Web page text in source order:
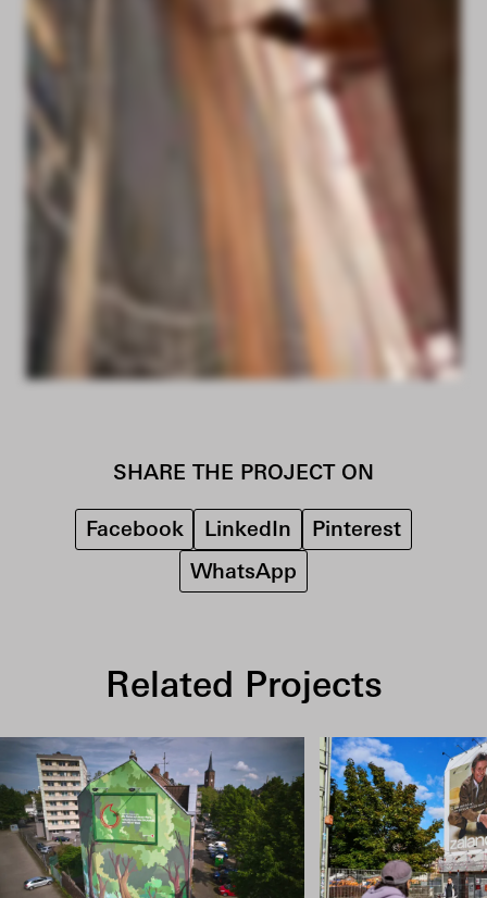
SHARE THE PROJECT ON
Facebook LinkedIn Pinterest
WhatsApp
Related Projects